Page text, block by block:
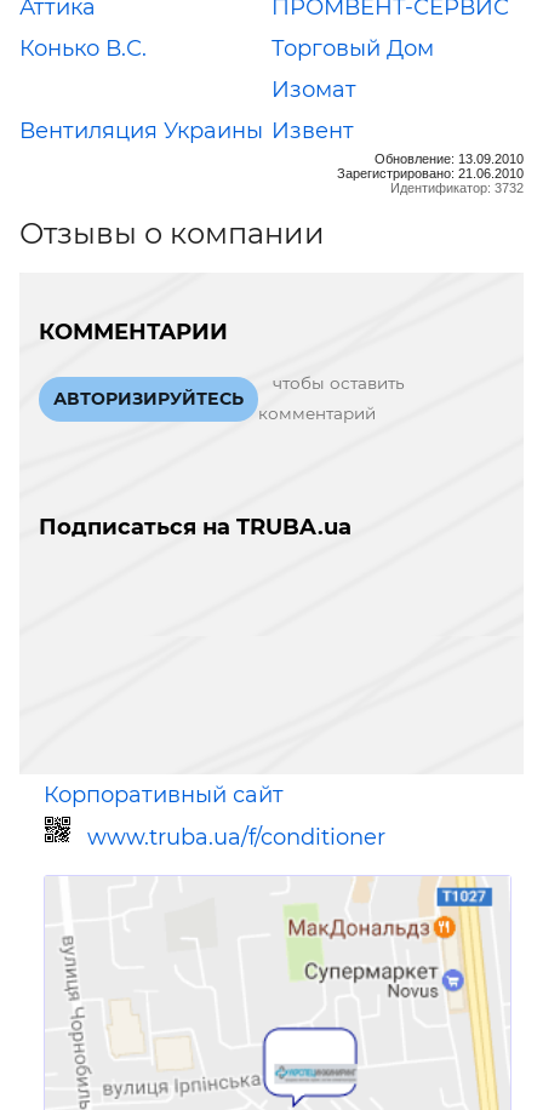
Аттика
ПРОМВЕНТ-СЕРВИС
Конько В.С.
Торговый Дом
Изомат
Вентиляция Украины Извент
Обновление: 13.09.2010
Зарегистрировано: 21.06.2010
Идентификатор: 3732
Отзывы о компании
КОММЕНТАРИИ
АВТОРИЗИРУЙТЕСЬ
чтобы оставить
комментарий
Подписаться на TRUBA.ua
Корпоративный сайт
www.truba.ua/f/conditioner
Ссылка для мобильных устройств